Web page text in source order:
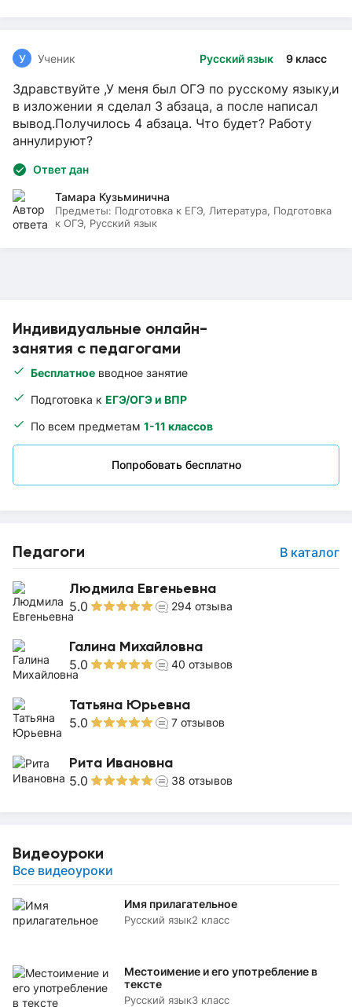
Индивидуальные онлайн-
занятия с педагогами
Бесплатное вводное занятие
Подготовка к ЕГЭ/ОГЭ и ВПР
По всем предметам 1-11 классов
Попробовать бесплатно
Педагоги В каталог
Людмила Евгеньевна
5.0 294 отзыва
Галина Михайловна
5.0 40 отзывов
Татьяна Юрьевна
5.0 7 отзывов
Рита Ивановна
5.0 38 отзывов
Видеоуроки
Все видеоуроки
Имя прилагательное
Русский язык2 класс
Местоимение и его употребление в
тексте
Русский язык3 класс
Русский язык 9 класс
У Ученик
Здравствуйте ,У меня был ОГЭ по русскому языку,и
в изложении я сделал 3 абзаца, а после написал
вывод.Получилось 4 абзаца. Что будет? Работу
аннулируют?
Ответ дан
Тамара Кузьминична
Предметы: Подготовка к ЕГЭ, Литература, Подготовка
к ОГЭ, Русский язык